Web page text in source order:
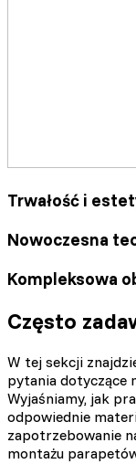
Trwałość i
Nowoczesna
Kompleksowa
Często
W tej sekcji
pytania dotyczące
Wyjaśniamy, jak
odpowiednie
zapotrzebowanie
montażu